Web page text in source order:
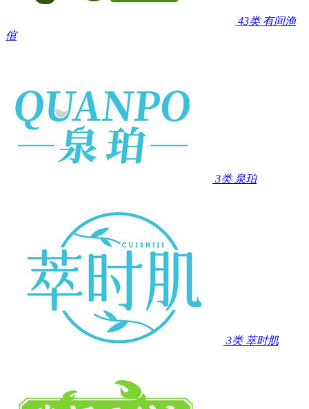
43类 有间渔
倌
3类 泉珀
3类 萃时肌